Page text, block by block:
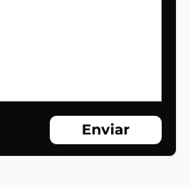
Enviar